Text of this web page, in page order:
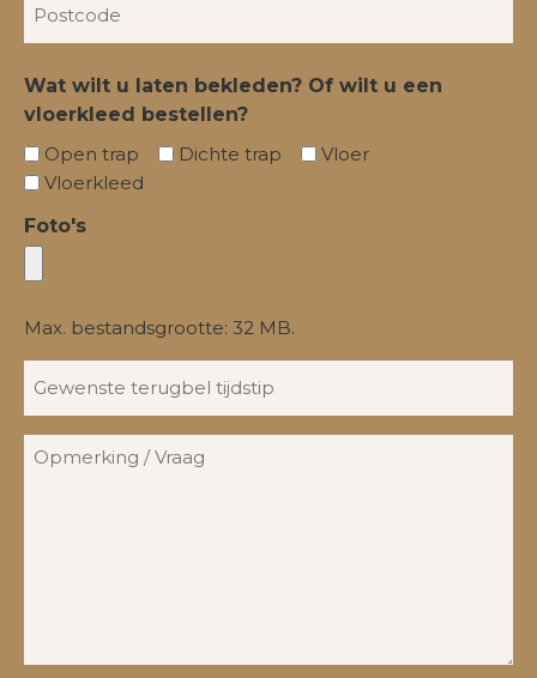
Wat wilt u laten bekleden? Of wilt u een
vloerkleed bestellen?
Open trap
Dichte trap
Vloer
Vloerkleed
Foto's
Max. bestandsgrootte: 32 MB.
Gewenste
terugbel
Opmerking